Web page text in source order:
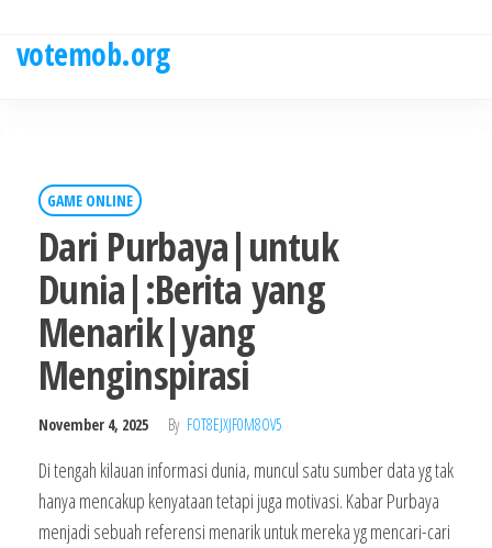
votemob.org
GAME ONLINE
Dari Purbaya|untuk
Dunia|:Berita yang
Menarik|yang
Menginspirasi
November 4, 2025 By FOT8EJXJF0M8OV5
Di tengah kilauan informasi dunia, muncul satu sumber data yg tak
hanya mencakup kenyataan tetapi juga motivasi. Kabar Purbaya
menjadi sebuah referensi menarik untuk mereka yg mencari-cari